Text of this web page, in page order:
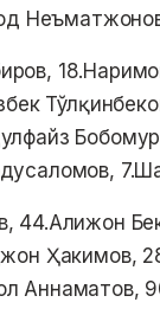
44.Алижон
Ҳакимов,
Аннаматов,